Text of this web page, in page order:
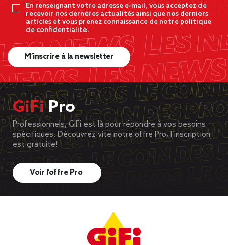
En renseignant votre adresse e-mail, vous acceptez de
recevoir nos dernères actualités ainsi que nos derniers
articles et vous prenez connaissance de notre politique
de confidentialité.
M’inscrire à la newsletter
GiFiPro
Professionnels, GiFi est là pour répondre à vos besoins
spécifiques. Découvrez vite notre offre Pro, l’inscription
est gratuite!
Voir l’offre Pro